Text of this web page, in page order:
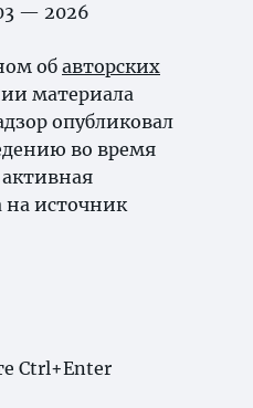
— 2026
об авторских
материала
опубликовал
во время
на источник
Ctrl+Enter